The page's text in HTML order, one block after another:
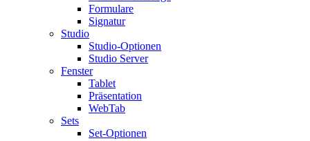
Formulare
Signatur
Studio
Studio-Optionen
Studio Server
Fenster
Tablet
Präsentation
WebTab
Sets
Set-Optionen